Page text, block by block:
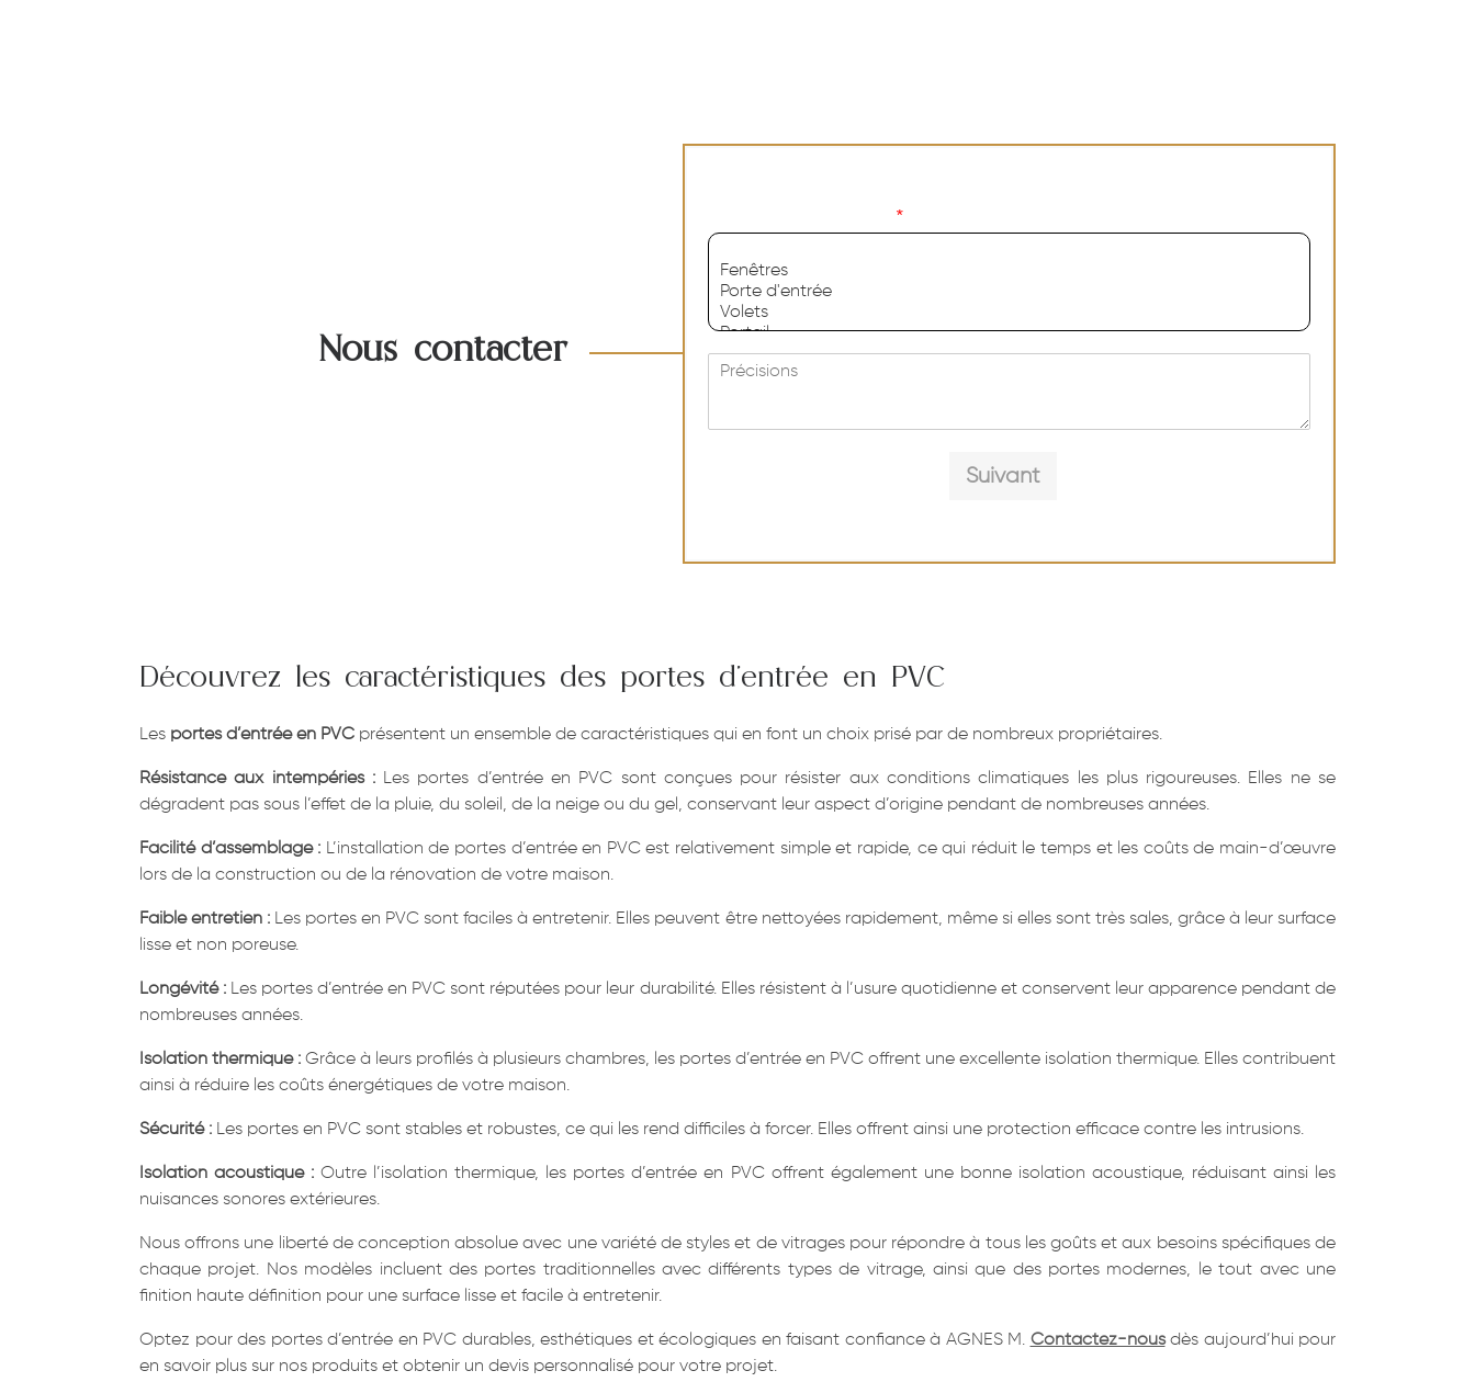
Nous contacter
*
s
Suivant
Découvrez les caractéristiques des portes d’entrée en PVC
Les portes d’entrée en PVC présentent un ensemble de caractéristiques qui en font un choix prisé par de nombreux propriétaires.
Résistance aux intempéries :Les portes d’entrée en PVC sont conçues pour résister aux conditions climatiques les plus rigoureuses. Elles ne se
dégradent pas sous l’effet de la pluie, du soleil, de la neige ou du gel, conservant leur aspect d’origine pendant de nombreuses années.
Facilité d’assemblage : L’installation de portes d’entrée en PVC est relativement simple et rapide, ce qui réduit le temps et les coûts de main-d’œuvre
lors de la construction ou de la rénovation de votre maison.
Faible entretien : Les portes en PVC sont faciles à entretenir. Elles peuvent être nettoyées rapidement, même si elles sont très sales, grâce à leur surface
lisse et non poreuse.
Longévité : Les portes d’entrée en PVC sont réputées pour leur durabilité. Elles résistent à l’usure quotidienne et conservent leur apparence pendant de
nombreuses années.
Isolation thermique : Grâce à leurs profilés à plusieurs chambres, les portes d’entrée en PVC offrent une excellente isolation thermique. Elles contribuent
ainsi à réduire les coûts énergétiques de votre maison.
Sécurité : Les portes en PVC sont stables et robustes, ce qui les rend difficiles à forcer. Elles offrent ainsi une protection efficace contre les intrusions.
Isolation acoustique : Outre l’isolation thermique, les portes d’entrée en PVC offrent également une bonne isolation acoustique, réduisant ainsi les
nuisances sonores extérieures.
Nous offrons une liberté de conception absolue avec une variété de styles et de vitrages pour répondre à tous les goûts et aux besoins spécifiques de
chaque projet. Nos modèles incluent des portes traditionnelles avec différents types de vitrage, ainsi que des portes modernes, le tout avec une
finition haute définition pour une surface lisse et facile à entretenir.
Optez pour des portes d’entrée en PVC durables, esthétiques et écologiques en faisant confiance à AGNES M. Contactez-nousdès aujourd’hui pour
en savoir plus sur nos produits et obtenir un devis personnalisé pour votre projet.